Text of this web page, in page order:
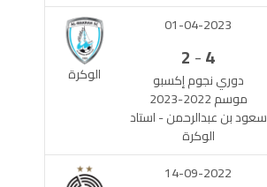
الوكرة
01-04-2023
4
-
2
دوري نجوم إكسبو
موسم 2022-2023
سعود بن عبدالرحمن - استاد
الوكرة
14-09-2022